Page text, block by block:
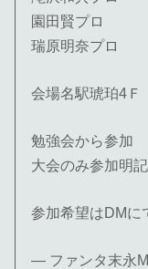
園田賢プロ
瑞原明奈プロ
会場名駅琥珀4Ｆ
勉強会から参加
大会のみ参加明
参加希望はDMに
— ファンタ末永